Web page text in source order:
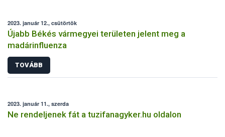
2023. január 12., csütörtök
Újabb Békés vármegyei területen jelent meg a
madárinfluenza
TOVÁBB
2023. január 11., szerda
Ne rendeljenek fát a tuzifanagyker.hu oldalon